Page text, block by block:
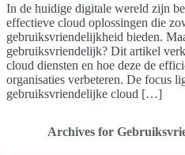
In de huidige digitale wereld zijn
effectieve cloud oplossingen die
gebruiksvriendelijkheid bieden.
gebruiksvriendelijk? Dit artikel
cloud diensten en hoe deze de
organisaties verbeteren. De focus
gebruiksvriendelijke cloud […]
Archives for